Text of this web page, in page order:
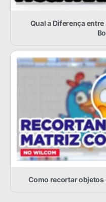
Qual a Diferença
Como recortar